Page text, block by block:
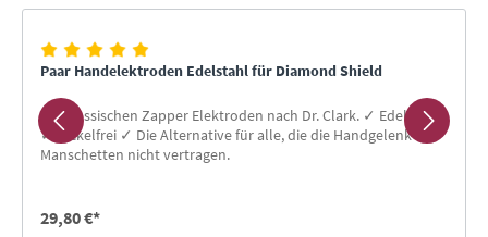
Paar Handelektroden Edelstahl für Diamond Shield
Die klassischen Zapper Elektroden nach Dr. Clark. ✓ Edelstahl
✓ Nickelfrei ✓ Die Alternative für alle, die die Handgelenk-
Manschetten nicht vertragen.
29,80 €*